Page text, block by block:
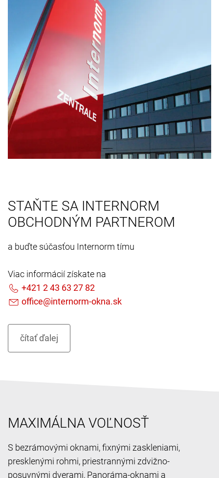
STAŇTE SA INTERNORM
OBCHODNÝM PARTNEROM
a buďte súčasťou Internorm tímu
Viac informácií získate na
MAXIMÁLNA VOĽNOSŤ
S bezrámovými oknami, fixnými zaskleniami,
presklenými rohmi, priestrannými zdvižno-
posuvnými dverami, Panoráma-oknami a